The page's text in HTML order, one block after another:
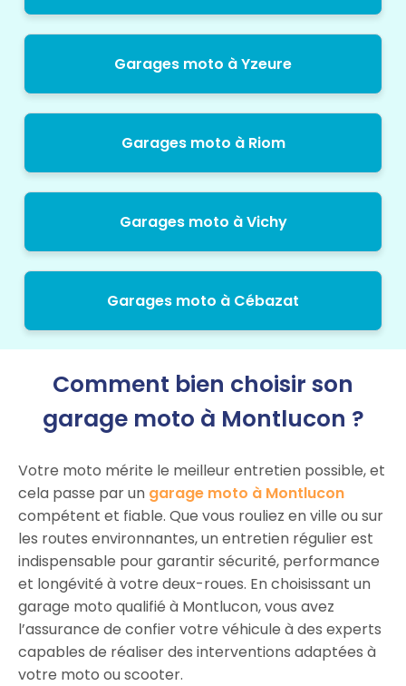
Garages moto à Yzeure
Garages moto à Riom
Garages moto à Vichy
Garages moto à Cébazat
Comment bien choisir son
garage moto à Montlucon ?
Votre moto mérite le meilleur entretien possible, et
cela passe par un garage moto à Montlucon
compétent et fiable. Que vous rouliez en ville ou sur
les routes environnantes, un entretien régulier est
indispensable pour garantir sécurité, performance
et longévité à votre deux-roues. En choisissant un
garage moto qualifié à Montlucon, vous avez
l’assurance de confier votre véhicule à des experts
capables de réaliser des interventions adaptées à
votre moto ou scooter.